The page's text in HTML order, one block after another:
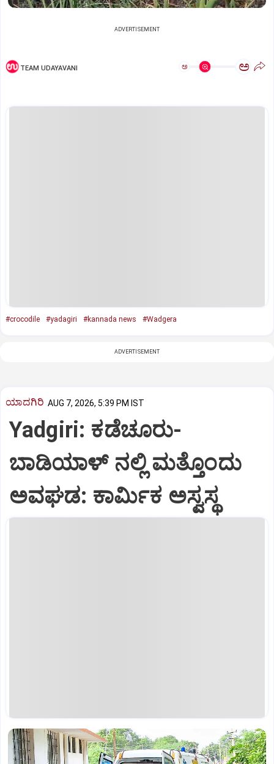
ADVERTISEMENT
TEAM UDAYAVANI ಅ ಅ
#crocodile #yadagiri #kannada news #Wadgera
ADVERTISEMENT
ಯಾದಗಿರಿ AUG 7, 2026, 5:39 PM IST
Yadgiri: ಕಡೆಚೂರು-
ಬಾಡಿಯಾಳ್ ನಲ್ಲಿ ಮತ್ತೊಂದು
ಅವಘಡ: ಕಾರ್ಮಿಕ ಅಸ್ವಸ್ಥ